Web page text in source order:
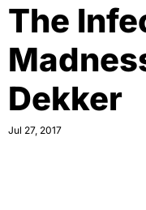
The
Dekker
Jul 27, 2017